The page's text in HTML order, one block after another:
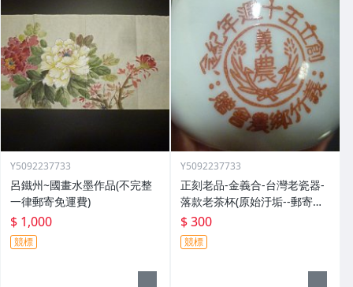
Y5092237733
呂鐵州~國畫水墨作品(不完整
一律郵寄免運費)
$ 1,000
競標
Y5092237733
正刻老品-金義合-台灣老瓷器-
落款老茶杯(原始汙垢--郵寄免
運費)
$ 300
競標